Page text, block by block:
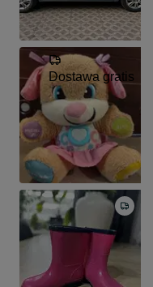
Dostawa gratis